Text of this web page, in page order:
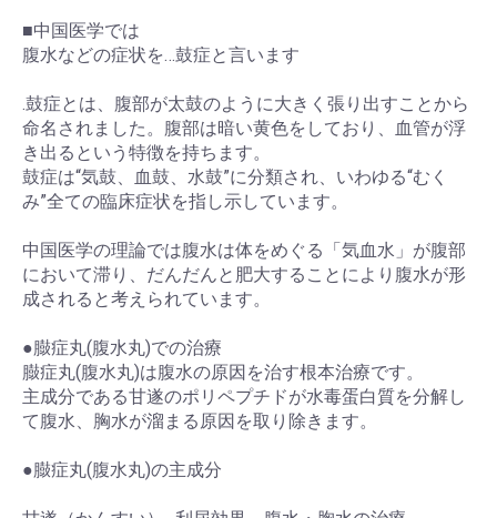
■中国医学では
腹水などの症状を…鼓症と言います
.鼓症とは、腹部が太鼓のように大きく張り出すことから
命名されました。腹部は暗い黄色をしており、血管が浮
き出るという特徴を持ちます。
鼓症は“気鼓、血鼓、水鼓”に分類され、いわゆる“むく
み”全ての臨床症状を指し示しています。
中国医学の理論では腹水は体をめぐる「気血水」が腹部
において滞り、だんだんと肥大することにより腹水が形
成されると考えられています。
●臌症丸(腹水丸)での治療
臌症丸(腹水丸)は腹水の原因を治す根本治療です。
主成分である甘遂のポリペプチドが水毒蛋白質を分解し
て腹水、胸水が溜まる原因を取り除きます。
●臌症丸(腹水丸)の主成分